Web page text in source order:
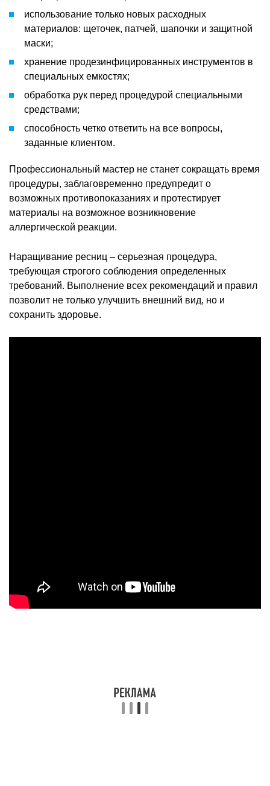
использование только новых расходных
материалов: щеточек, патчей, шапочки и защитной
маски;
хранение продезинфицированных инструментов в
специальных емкостях;
обработка рук перед процедурой специальными
средствами;
способность четко ответить на все вопросы,
заданные клиентом.
Профессиональный мастер не станет сокращать время
процедуры, заблаговременно предупредит о
возможных противопоказаниях и протестирует
материалы на возможное возникновение
аллергической реакции.
Наращивание ресниц – серьезная процедура,
требующая строгого соблюдения определенных
требований. Выполнение всех рекомендаций и правил
позволит не только улучшить внешний вид, но и
сохранить здоровье.